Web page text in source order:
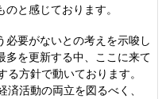
と感じております。
必要がないとの考えを示唆し
多を更新する中、ここに来て
方針で動いております。
活動の両立を図るべく、